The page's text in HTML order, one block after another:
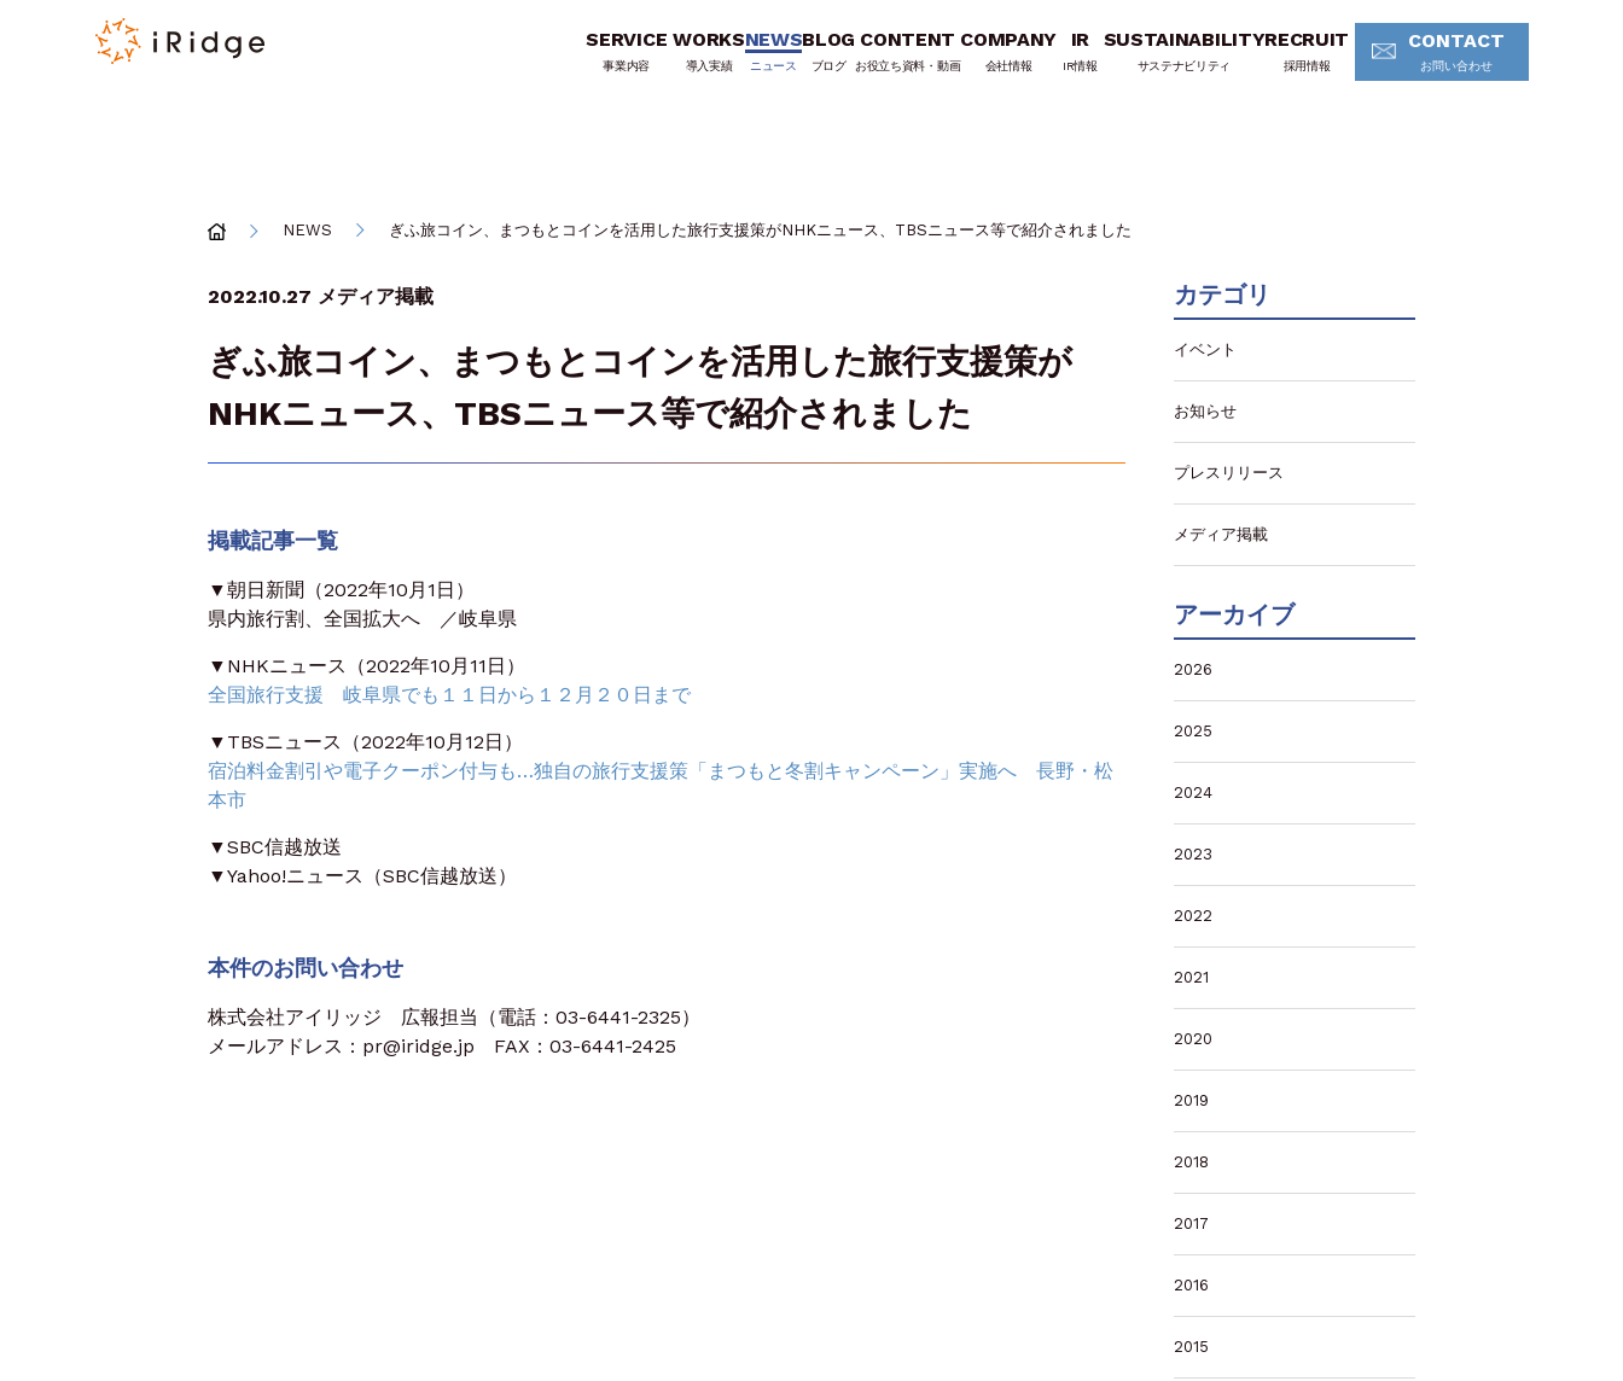
SERVICE
事業内容
WORKS
導入実績
NEWS
ニュース
BLOG
ブログ
CONTENT
お役立ち資料・動画
COMPANY
会社情報
IR
IR情報
SUSTAINABILITY
サステナビリティ
RECRUIT
採用情報
CONTACT
お問い合わせ
NEWS ぎふ旅コイン、まつもとコインを活用した旅行支援策がNHKニュース、TBSニュース等で紹介されました
2022.10.27 メディア掲載
ぎふ旅コイン、まつもとコインを活用した旅行支援策が
NHKニュース、TBSニュース等で紹介されました
掲載記事一覧
▼朝日新聞（2022年10月1日）
県内旅行割、全国拡大へ ／岐阜県
▼NHKニュース（2022年10月11日）
全国旅行支援 岐阜県でも１１日から１２月２０日まで
▼TBSニュース（2022年10月12日）
宿泊料金割引や電子クーポン付与も…独自の旅行支援策「まつもと冬割キャンペーン」実施へ 長野・松
本市
▼SBC信越放送
▼Yahoo!ニュース（SBC信越放送）
本件のお問い合わせ
株式会社アイリッジ 広報担当（電話：03-6441-2325）
メールアドレス：pr@iridge.jp FAX：03-6441-2425
カテゴリ
イベント
お知らせ
プレスリリース
メディア掲載
アーカイブ
2026
2025
2024
2023
2022
2021
2020
2019
2018
2017
2016
2015